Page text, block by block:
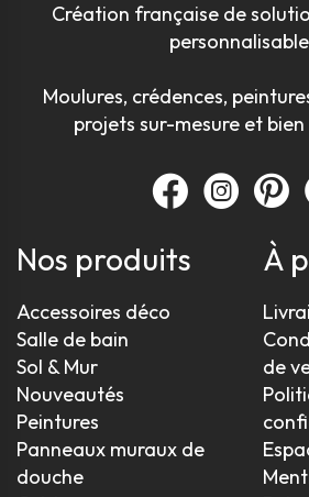
Création française de
Moulures, crédences,
projets sur-mesure et bien
Nos produits
Accessoires déco
Salle de bain
Sol & Mur
Nouveautés
Peintures
Panneaux muraux de
douche
À
de